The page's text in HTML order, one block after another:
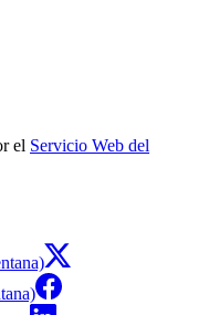
el Servicio Web del